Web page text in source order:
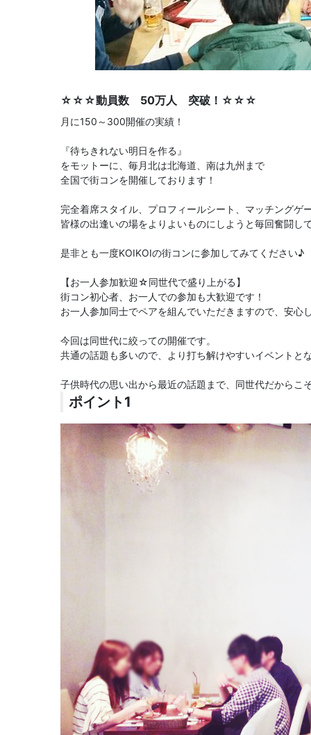
☆☆☆動員数 50万人 突破！☆☆☆
月に150～300開催の実績！
『待ちきれない明日を作る』
をモットーに、毎月北は北海道、南は九州まで
全国で街コンを開催しております！
完全着席スタイル、プロフィールシート、マッチングゲ
皆様の出逢いの場をよりよいものにしようと毎回奮闘し
是非とも一度KOIKOIの街コンに参加してみてください♪
【お一人参加歓迎☆同世代で盛り上がる】
街コン初心者、お一人での参加も大歓迎です！
お一人参加同士でペアを組んでいただきますので、安心
今回は同世代に絞っての開催です。
共通の話題も多いので、より打ち解けやすいイベントと
子供時代の思い出から最近の話題まで、同世代だから
ポイント1